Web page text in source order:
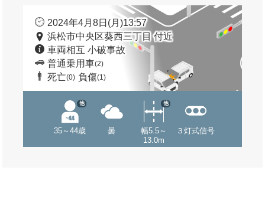
2024年4月8日(月)13:57
浜松市中央区葵西三丁目 付近
車両相互 小破事故
普通乗用車(2)
死亡(0) 負傷(1)
35～44歳
他
曇
幅5.5～
13.0m
他
３灯式信号